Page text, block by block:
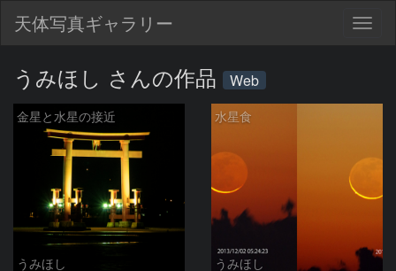
天体写真ギャラリー
うみほし さんの作品 Web
金星と水星の接近
うみほし
水星食
うみほし